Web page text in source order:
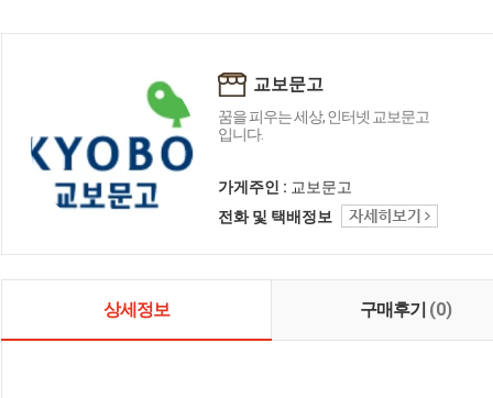
교보문고
꿈을 피우는 세상, 인터넷 교보문고
입니다.
가게주인 : 교보문고
전화 및 택배정보
상세정보 구매후기 (0)